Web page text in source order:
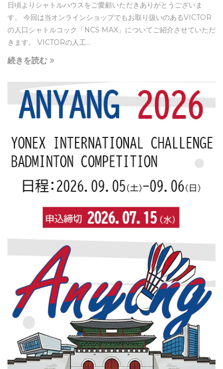
日頃よりシャトルハウスをご愛顧いただきありがとうございま
す。 今回は当オンラインショップでもお取り扱いのあるVICTOR
の人口シャトルコック「NCS MAX」についてご紹介させていただ
きます。 VICTORの人工...
続きを読む